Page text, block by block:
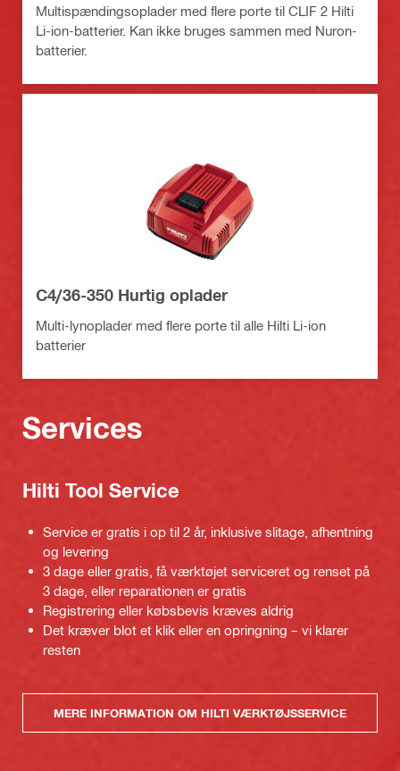
Multispændingsoplader med flere porte til CLIF 2 Hilti
Li-ion-batterier. Kan ikke bruges sammen med Nuron-
batterier.
C4/36-350 Hurtig oplader
Multi-lynoplader med flere porte til alle Hilti Li-ion
batterier
Services
Hilti Tool Service
Service er gratis i op til 2 år, inklusive slitage, afhentning
og levering
3 dage eller gratis, få værktøjet serviceret og renset på
3 dage, eller reparationen er gratis
Registrering eller købsbevis kræves aldrig
Det kræver blot et klik eller en opringning – vi klarer
resten
MERE INFORMATION OM HILTI VÆRKTØJSSERVICE